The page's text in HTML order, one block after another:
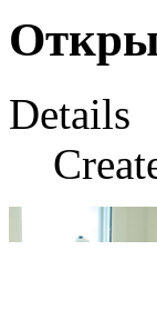
Details